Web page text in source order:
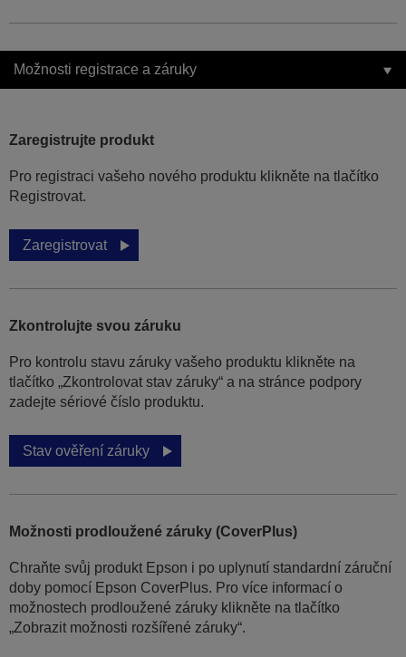
Možnosti registrace a záruky
Zaregistrujte produkt
Pro registraci vašeho nového produktu klikněte na tlačítko
Registrovat.
Zaregistrovat
Zkontrolujte svou záruku
Pro kontrolu stavu záruky vašeho produktu klikněte na
tlačítko „Zkontrolovat stav záruky“ a na stránce podpory
zadejte sériové číslo produktu.
Stav ověření záruky
Možnosti prodloužené záruky (CoverPlus)
Chraňte svůj produkt Epson i po uplynutí standardní záruční
doby pomocí Epson CoverPlus. Pro více informací o
možnostech prodloužené záruky klikněte na tlačítko
„Zobrazit možnosti rozšířené záruky“.